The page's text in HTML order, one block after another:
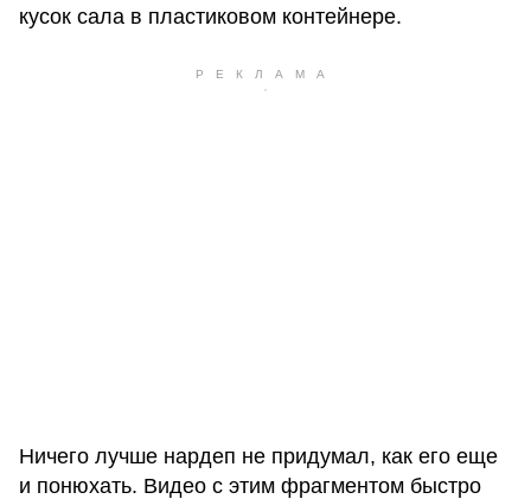
кусок сала в пластиковом контейнере.
Ничего лучше нардеп не придумал, как его еще
и понюхать. Видео с этим фрагментом быстро